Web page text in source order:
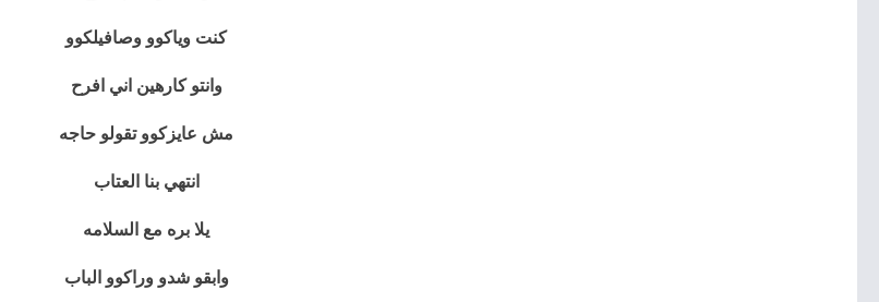
كنت وياكوو وصافيلكوو
وانتو كارهين اني افرح
مش عايزكوو تقولو حاجه
انتهي بنا العتاب
يلا بره مع السلامه
وابقو شدو وراكوو الباب